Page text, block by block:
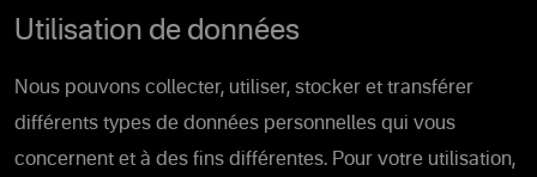
Utilisation de données
Nous pouvons collecter, utiliser, stocker et transférer
différents types de données personnelles qui vous
concernent et à des fins différentes. Pour votre utilisation,